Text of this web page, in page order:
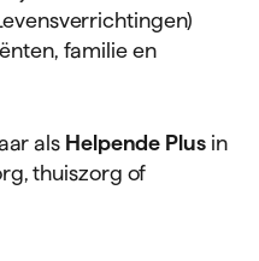
familie en
als Helpende Plusin
thuiszorg of